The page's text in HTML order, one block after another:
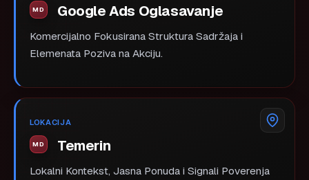
Google Ads Oglasavanje
Komercijalno Fokusirana Struktura Sadržaja i
Elemenata Poziva na Akciju.
LOKACIJA
Temerin
Lokalni Kontekst, Jasna Ponuda i Signali Poverenja